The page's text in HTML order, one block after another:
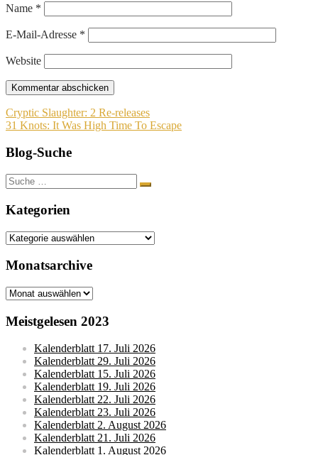
Name *
E-Mail-Adresse *
Website
Beitragsnavigation
Cryptic Slaughter: 2 Re-releases
31 Knots: It Was High Time To Escape
Blog-Suche
Suche
nach:
Kategorien
Kategorien
Monatsarchive
Monatsarchive
Meistgelesen 2023
Kalenderblatt 17. Juli 2026
Kalenderblatt 29. Juli 2026
Kalenderblatt 15. Juli 2026
Kalenderblatt 19. Juli 2026
Kalenderblatt 22. Juli 2026
Kalenderblatt 23. Juli 2026
Kalenderblatt 2. August 2026
Kalenderblatt 21. Juli 2026
Kalenderblatt 1. August 2026